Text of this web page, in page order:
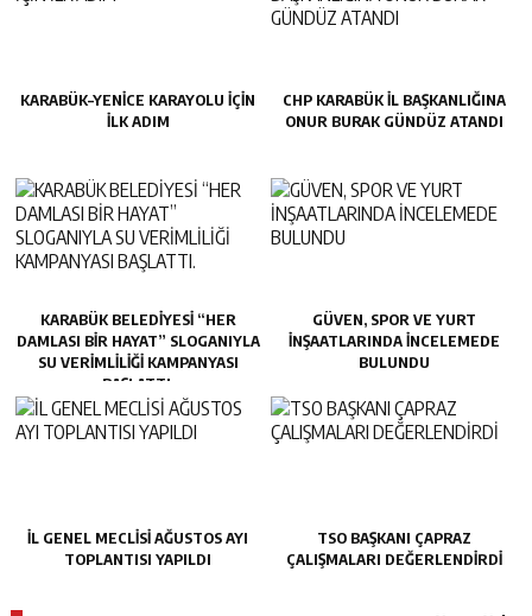
KARABÜK–YENİCE KARAYOLU İÇİN
İLK ADIM
CHP KARABÜK İL BAŞKANLIĞINA
ONUR BURAK GÜNDÜZ ATANDI
KARABÜK BELEDİYESİ “HER
DAMLASI BİR HAYAT” SLOGANIYLA
SU VERİMLİLİĞİ KAMPANYASI
BAŞLATTI.
GÜVEN, SPOR VE YURT
İNŞAATLARINDA İNCELEMEDE
BULUNDU
İL GENEL MECLİSİ AĞUSTOS AYI
TOPLANTISI YAPILDI
TSO BAŞKANI ÇAPRAZ
ÇALIŞMALARI DEĞERLENDİRDİ